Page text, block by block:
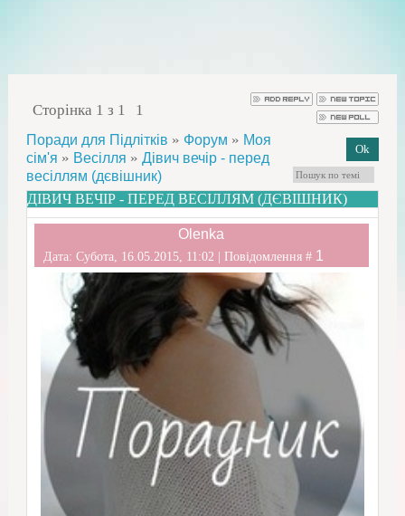
Сторінка 1 з 1 1
Поради для Підлітків » Форум » Моя
сім'я » Весілля » Дівич вечір - перед
весіллям (дєвішник)
ДІВИЧ ВЕЧІР - ПЕРЕД ВЕСІЛЛЯМ (ДЄВІШНИК)
Olenka
Дата: Субота, 16.05.2015, 11:02 | Повідомлення # 1